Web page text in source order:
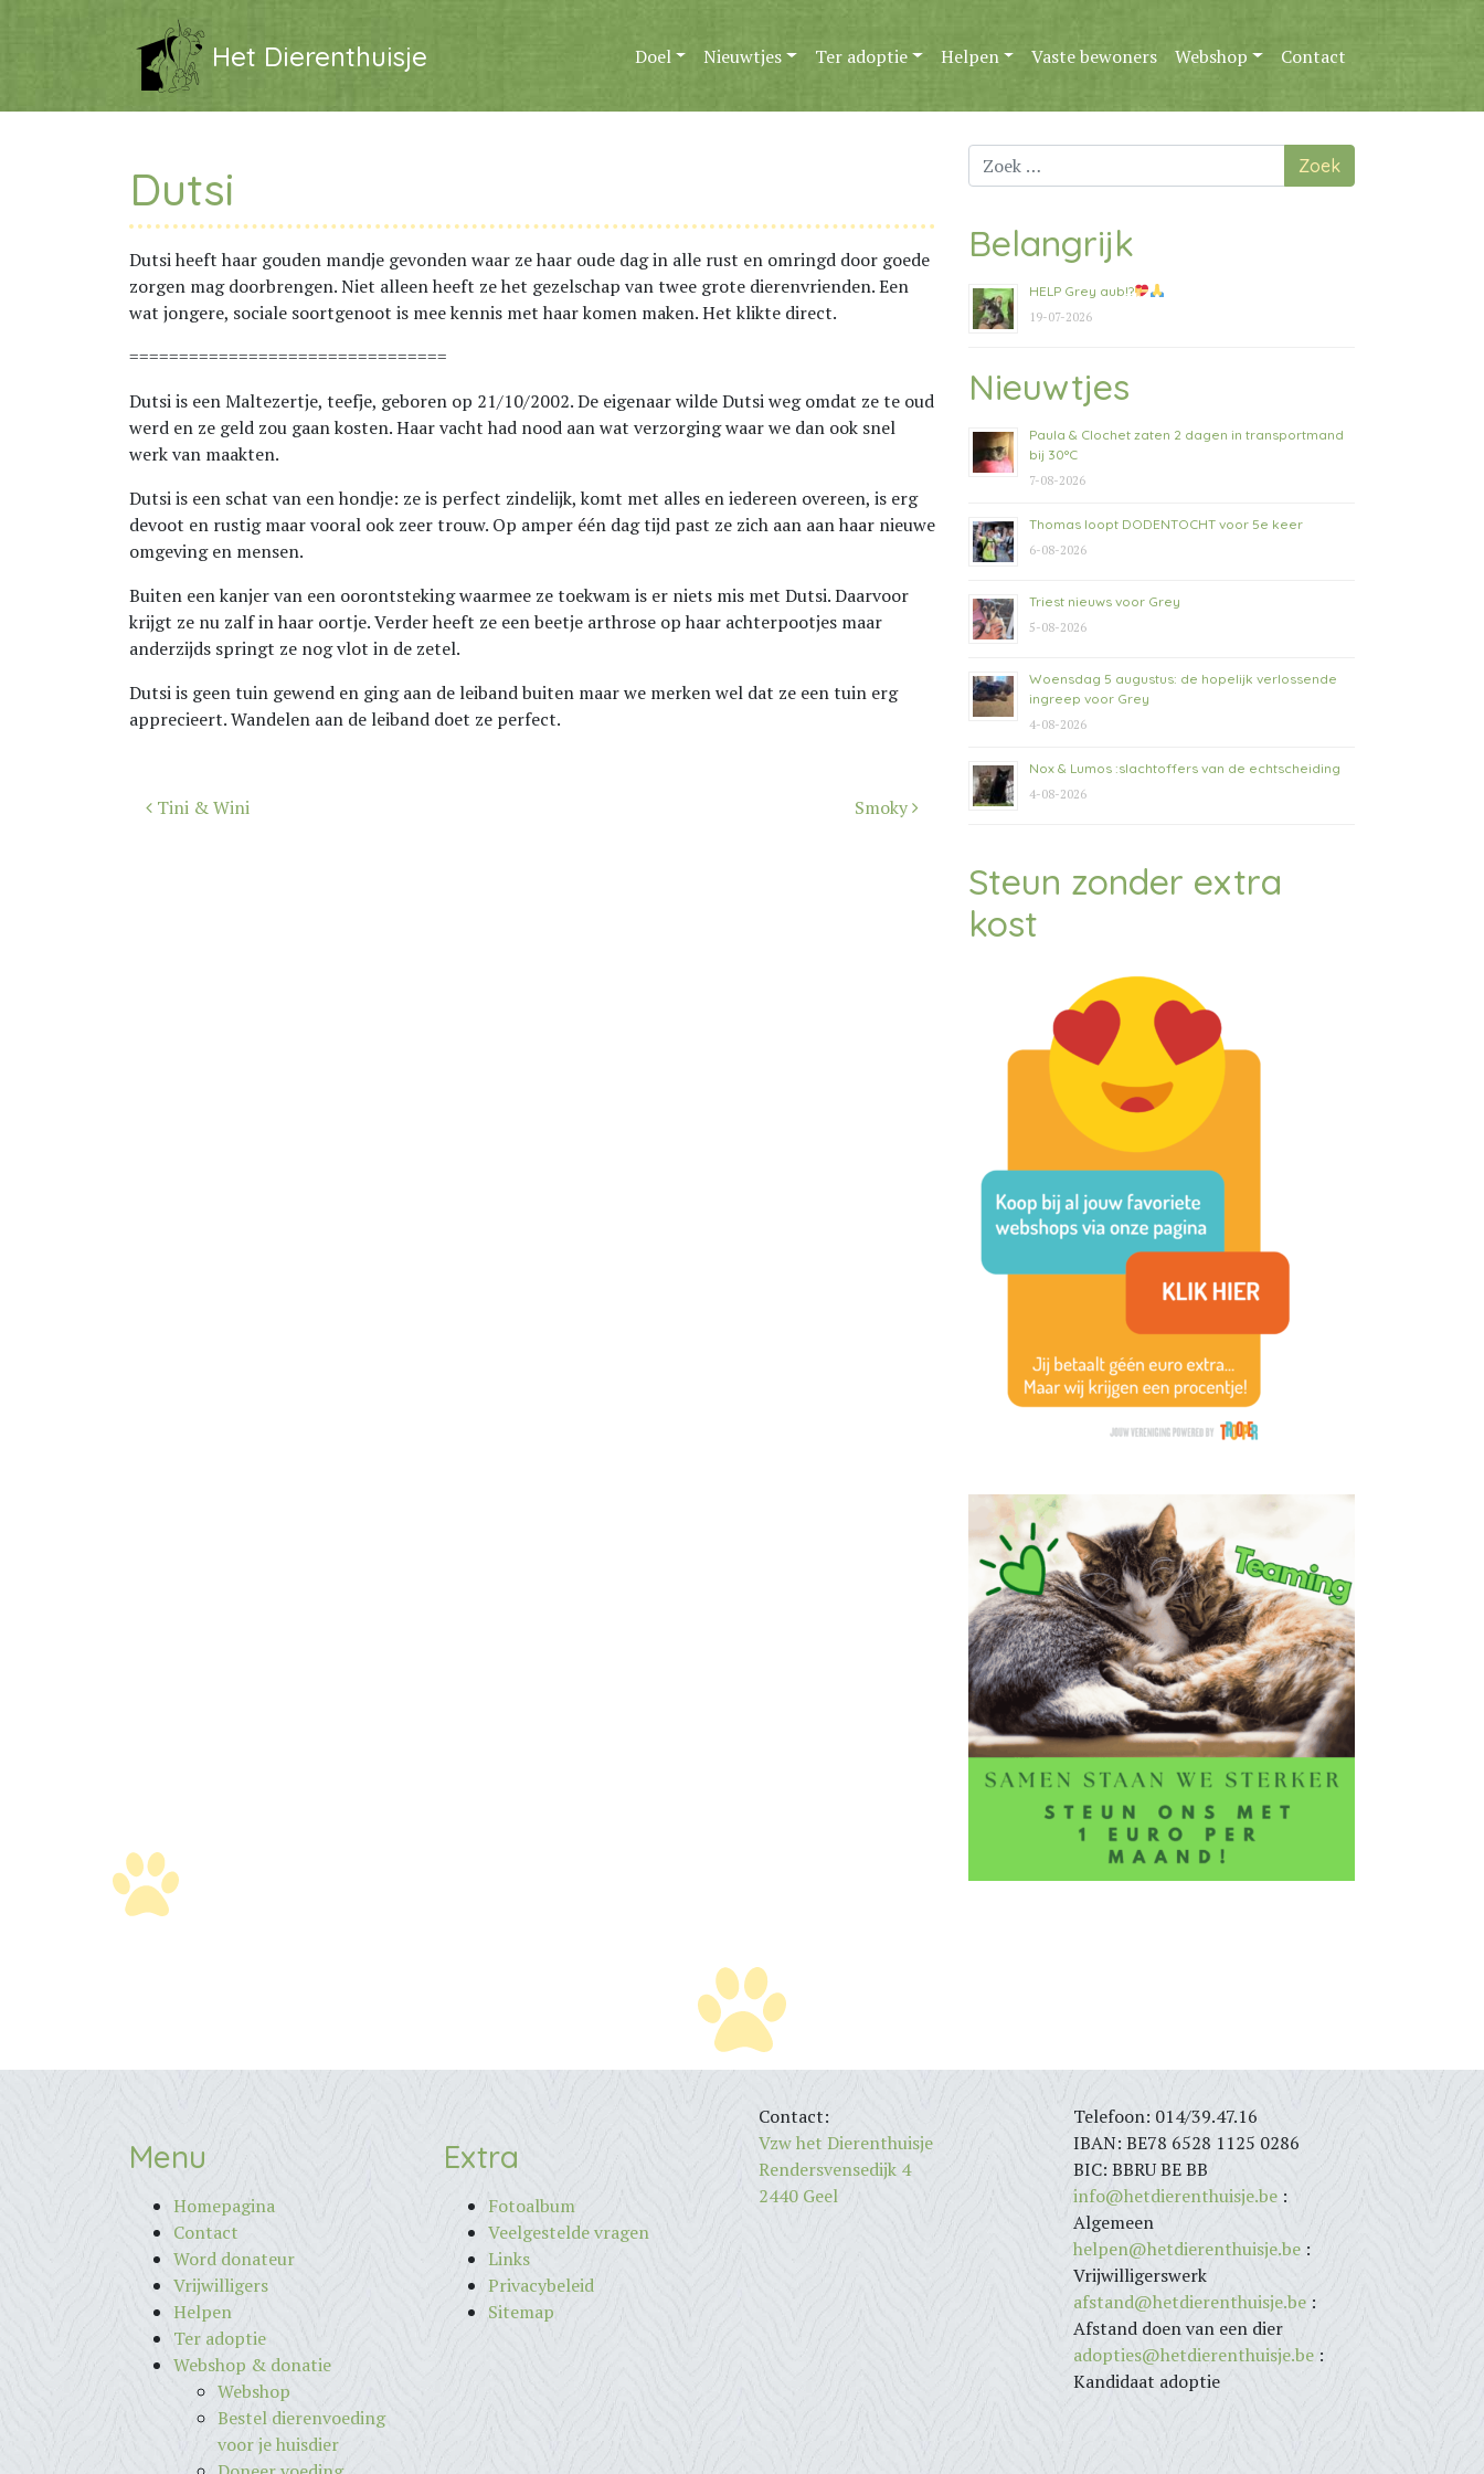
Het Dierenthuisje Doel Nieuwtjes Ter adoptie Helpen Vaste bewoners Webshop Contact
Dutsi
Dutsi heeft haar gouden mandje gevonden waar ze haar oude dag in alle rust en omringd door goede
zorgen mag doorbrengen. Niet alleen heeft ze het gezelschap van twee grote dierenvrienden. Een
wat jongere, sociale soortgenoot is mee kennis met haar komen maken. Het klikte direct.
================================
Dutsi is een Maltezertje, teefje, geboren op 21/10/2002. De eigenaar wilde Dutsi weg omdat ze te oud
werd en ze geld zou gaan kosten. Haar vacht had nood aan wat verzorging waar we dan ook snel
werk van maakten.
Dutsi is een schat van een hondje: ze is perfect zindelijk, komt met alles en iedereen overeen, is erg
devoot en rustig maar vooral ook zeer trouw. Op amper één dag tijd past ze zich aan aan haar nieuwe
omgeving en mensen.
Buiten een kanjer van een oorontsteking waarmee ze toekwam is er niets mis met Dutsi. Daarvoor
krijgt ze nu zalf in haar oortje. Verder heeft ze een beetje arthrose op haar achterpootjes maar
anderzijds springt ze nog vlot in de zetel.
Dutsi is geen tuin gewend en ging aan de leiband buiten maar we merken wel dat ze een tuin erg
apprecieert. Wandelen aan de leiband doet ze perfect.
Bericht
Tini & Wini Smoky
Zoek
naar:
Belangrijk
HELP Grey aub!?
19-07-2026
Nieuwtjes
Paula & Clochet zaten 2 dagen in transportmand
bij 30°C
7-08-2026
Thomas loopt DODENTOCHT voor 5e keer
6-08-2026
Triest nieuws voor Grey
5-08-2026
Woensdag 5 augustus: de hopelijk verlossende
ingreep voor Grey
4-08-2026
Nox & Lumos :slachtoffers van de echtscheiding
4-08-2026
Steun zonder extra
kost
Menu
Homepagina
Contact
Word donateur
Vrijwilligers
Helpen
Ter adoptie
Webshop & donatie
Webshop
Bestel dierenvoeding
voor je huisdier
Extra
Fotoalbum
Veelgestelde vragen
Links
Privacybeleid
Sitemap
Contact:
Vzw het Dierenthuisje
Rendersvensedijk 4
2440 Geel
Telefoon: 014/39.47.16
IBAN: BE78 6528 1125 0286
BIC: BBRU BE BB
info@hetdierenthuisje.be :
Algemeen
helpen@hetdierenthuisje.be :
Vrijwilligerswerk
afstand@hetdierenthuisje.be :
Afstand doen van een dier
adopties@hetdierenthuisje.be :
Kandidaat adoptie